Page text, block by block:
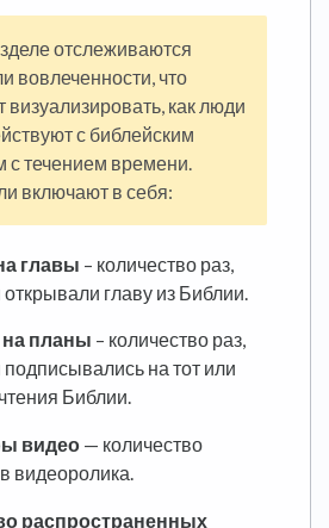
отслеживаются
вовлеченности, что
визуализировать, как люди
с библейским
с течением времени.
включают в себя:
главы – количество раз,
открывали главу из Библии.
планы – количество раз,
подписывались на тот или
Библии.
видео — количество
видеоролика.
распространенных